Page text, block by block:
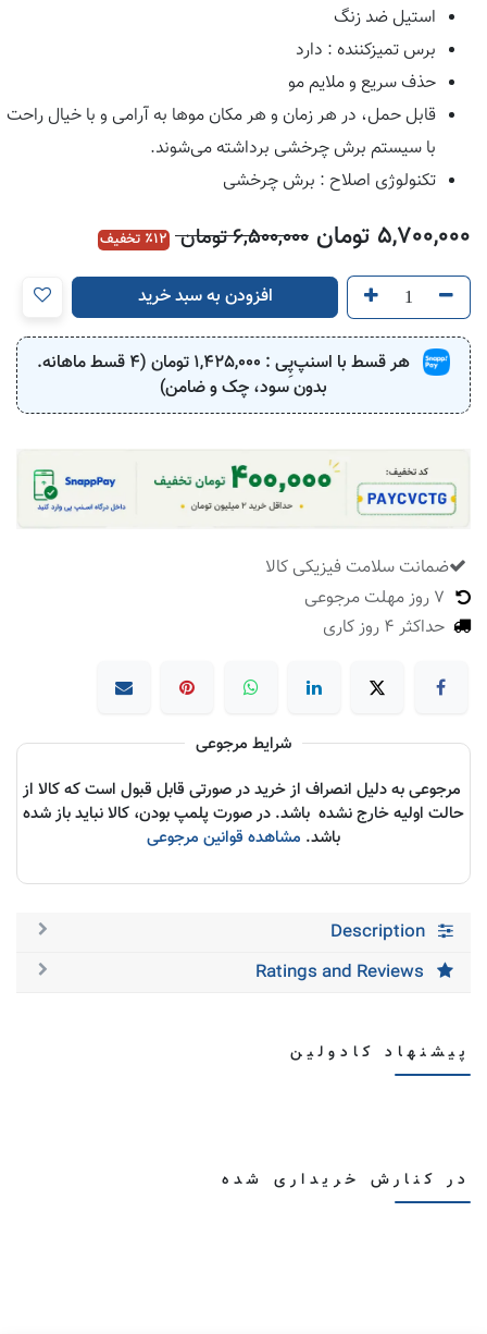
استیل ضد زنگ
برس تمیزکننده : دارد
حذف سریع و ملایم مو
قابل حمل، در هر زمان و هر مکان موها به آرامی و با خیال راحت
با سیستم برش چرخشی برداشته می‌شوند.
تکنولوژی اصلاح : برش چرخشی
5,700,000 تومان 6,500,000تومان 12٪ تخفیف
افزودن به سبد خرید
هر قسط با اسنپ‌پِی : 1,425,000
تومان (4 قسط ماهانه.
بدون سود، چک و ضامن)
ضمانت سلامت فیزیکی کالا
حداکثر 4 روز کاری
شرایط مرجوعی
مرجوعی به دلیل انصراف از خرید در صورتی قابل قبول است که کالا از
حالت اولیه خارج نشده باشد. در صورت پلمپ بودن، کالا نباید باز شده
باشد. مشاهده قوانین مرجوعی
Description
Ratings and Reviews
پیشنهاد کادولین
در کنارش خریداری شده